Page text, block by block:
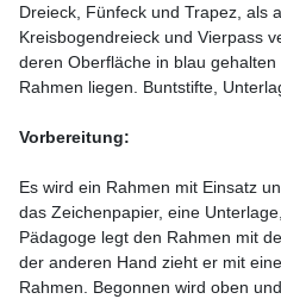
Dreieck, Fünfeck und Trapez, als
Kreisbogendreieck und Vierpass
deren Oberfläche in blau
Rahmen liegen. Buntstifte,
Vorbereitung:
Es wird ein Rahmen mit Einsatz
das Zeichenpapier, eine
Pädagoge legt den Rahmen mit
der anderen Hand zieht er mit
Rahmen. Begonnen wird oben